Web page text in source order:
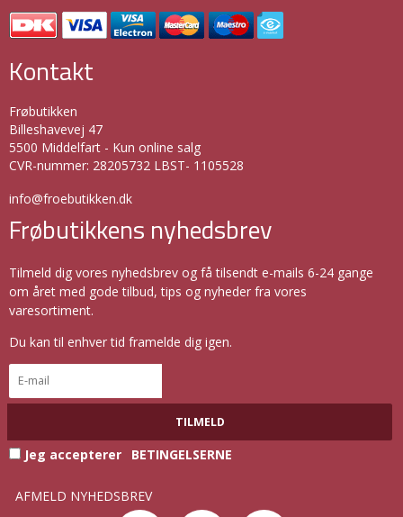
Kontakt
Frøbutikken
Billeshavevej 47
5500 Middelfart - Kun online salg
CVR-nummer: 28205732 LBST- 1105528
info@froebutikken.dk
Frøbutikkens nyhedsbrev
Tilmeld dig vores nyhedsbrev og få tilsendt e-mails 6-24 gange
om året med gode tilbud, tips og nyheder fra vores
varesortiment.
Du kan til enhver tid framelde dig igen.
TILMELD
Jeg accepterer BETINGELSERNE
AFMELD NYHEDSBREV